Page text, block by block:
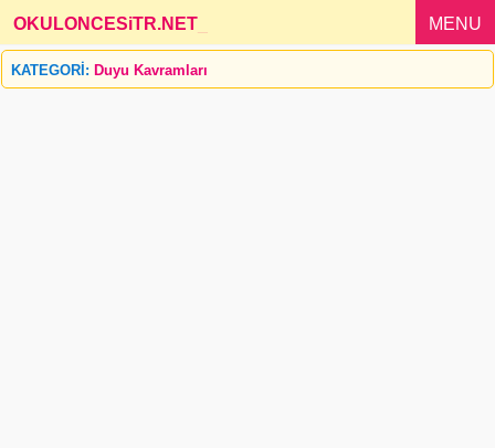
OKULONCESiTR.NET MENU
KATEGORİ: Duyu Kavramları